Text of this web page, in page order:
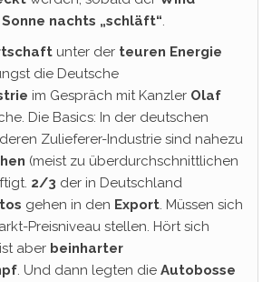
Sonne nachts „schläft“.
unter der teuren Energie
die Deutsche
im Gespräch mit Kanzler Olaf
Die Basics: In der deutschen
Zulieferer-Industrie sind nahezu
(meist zu überdurchschnittlichen
2/3 der in Deutschland
gehen in den Export. Müssen sich
Preisniveau stellen. Hört sich
aber beinharter
. Und dann legten die Autobosse